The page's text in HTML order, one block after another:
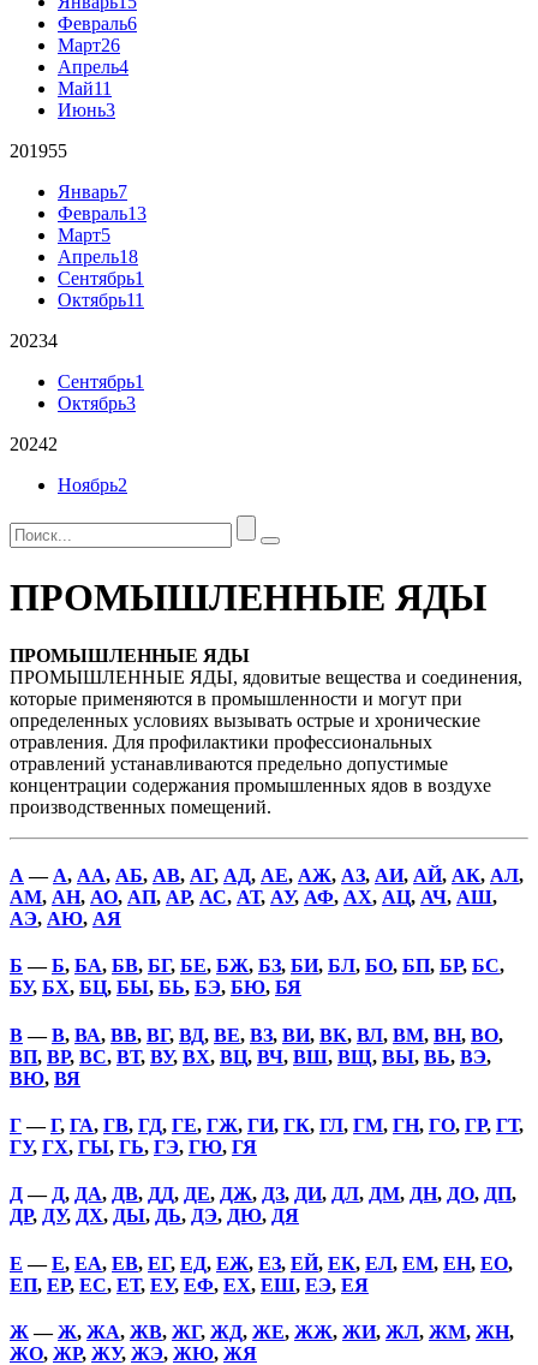
Февраль6
Март26
Апрель4
Май11
Июнь3
201955
Январь7
Февраль13
Март5
Апрель18
Сентябрь1
Октябрь11
20234
Сентябрь1
Октябрь3
20242
Ноябрь2
ПРОМЫШЛЕННЫЕ ЯДЫ
ПРОМЫШЛЕННЫЕ ЯДЫ
ПРОМЫШЛЕННЫЕ ЯДЫ, ядовитые вещества и соединения,
которые применяются в промышленности и могут при
определенных условиях вызывать острые и хронические
отравления. Для профилактики профессиональных
отравлений устанавливаются предельно допустимые
концентрации содержания промышленных ядов в воздухе
производственных помещений.
А — А, АА, АБ, АВ, АГ, АД, АЕ, АЖ, АЗ, АИ, АЙ, АК, АЛ,
АМ, АН, АО, АП, АР, АС, АТ, АУ, АФ, АХ, АЦ, АЧ, АШ,
АЭ, АЮ, АЯ
Б —Б, БА, БВ, БГ, БЕ, БЖ, БЗ, БИ, БЛ, БО, БП, БР, БС,
БУ, БХ, БЦ, БЫ, БЬ, БЭ, БЮ, БЯ
В—В, ВА, ВВ, ВГ, ВД, ВЕ, ВЗ, ВИ, ВК, ВЛ, ВМ, ВН, ВО,
ВП, ВР, ВС, ВТ, ВУ, ВХ, ВЦ, ВЧ, ВШ, ВЩ, ВЫ, ВЬ, ВЭ,
ВЮ, ВЯ
Г—Г, ГА, ГВ, ГД, ГЕ, ГЖ, ГИ, ГК, ГЛ, ГМ, ГН, ГО, ГР, ГТ,
ГУ, ГХ, ГЫ, ГЬ, ГЭ, ГЮ, ГЯ
Д— Д, ДА, ДВ, ДД, ДЕ, ДЖ, ДЗ, ДИ, ДЛ, ДМ, ДН, ДО, ДП,
ДР, ДУ, ДХ, ДЫ, ДЬ, ДЭ, ДЮ, ДЯ
Е —Е, ЕА, ЕВ, ЕГ, ЕД, ЕЖ, ЕЗ, ЕЙ, ЕК, ЕЛ, ЕМ, ЕН, ЕО,
ЕП, ЕР, ЕС, ЕТ, ЕУ, ЕФ, ЕХ, ЕШ, ЕЭ, ЕЯ
Ж —Ж, ЖА, ЖВ, ЖГ, ЖД, ЖЕ, ЖЖ, ЖИ, ЖЛ, ЖМ, ЖН,
ЖО, ЖР, ЖУ, ЖЭ, ЖЮ, ЖЯ